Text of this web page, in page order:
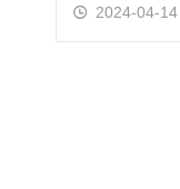
2024-04-14